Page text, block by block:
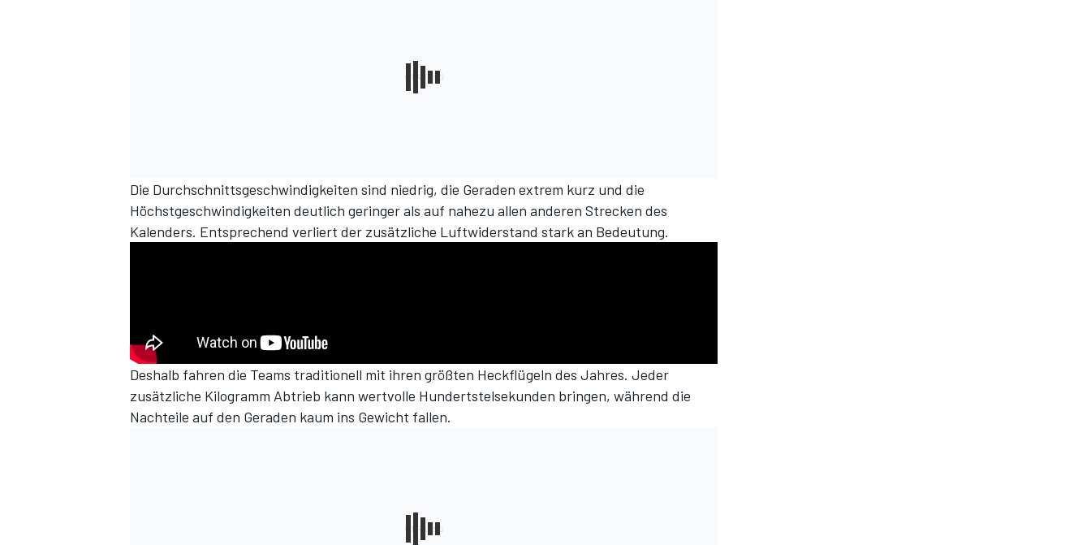
Die Durchschnittsgeschwindigkeiten sind niedrig, die Geraden extrem kurz und die
Höchstgeschwindigkeiten deutlich geringer als auf nahezu allen anderen Strecken des
Kalenders. Entsprechend verliert der zusätzliche Luftwiderstand stark an Bedeutung.
Deshalb fahren die Teams traditionell mit ihren größten Heckflügeln des Jahres. Jeder
zusätzliche Kilogramm Abtrieb kann wertvolle Hundertstelsekunden bringen, während die
Nachteile auf den Geraden kaum ins Gewicht fallen.